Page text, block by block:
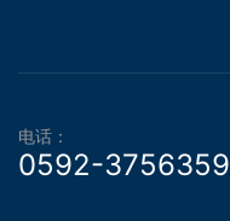
电话：
0592-3756359